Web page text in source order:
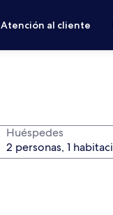
Atención al cliente
Huéspedes